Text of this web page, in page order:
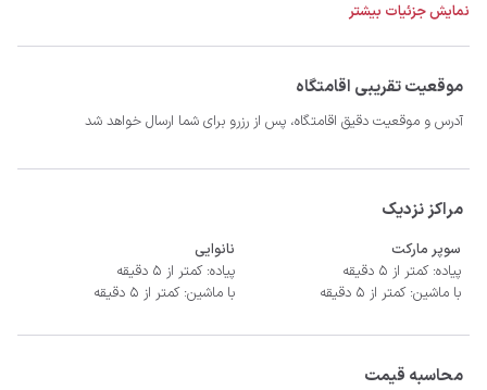
نمایش جزئیات بیشتر
موقعیت تقریبی اقامتگاه
آدرس و موقعیت دقیق اقامتگاه، پس از رزرو برای شما ارسال خواهد شد
مراکز نزدیک
سوپر مارکت
پیاده: کمتر از 5 دقیقه
با ماشین: کمتر از 5 دقیقه
نانوایی
پیاده: کمتر از 5 دقیقه
با ماشین: کمتر از 5 دقیقه
محاسبه قیمت